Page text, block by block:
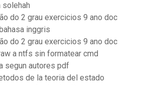
solehah
do 2 grau exercicios 9 ano doc
inggris
do 2 grau exercicios 9 ano doc
a ntfs sin formatear cmd
segun autores pdf
de la teoria del estado